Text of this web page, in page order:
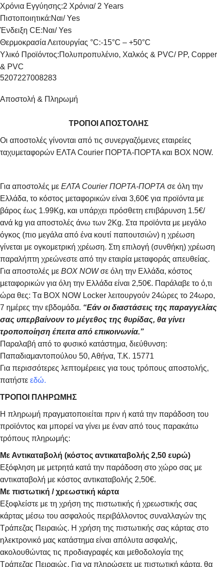
Χρόνια Εγγύησης:2 Χρόνια/ 2 Years
Πιστοποιητικά:Ναι/ Yes
Ένδειξη CE:Ναι/ Yes
Θερμοκρασία Λειτουργίας °C:-15°C – +50°C
Υλικό Προϊόντος:Πολυπροπυλένιο, Χαλκός & PVC/ PP, Copper
& PVC
5207227008283
Αποστολή & Πληρωμή
ΤΡΟΠΟΙ ΑΠΟΣΤΟΛΗΣ
Οι αποστολές γίνονται από τις συνεργαζόμενες εταιρείες
ταχυμεταφορών ΕΛΤΑ Courier ΠΟΡΤΑ-ΠΟΡΤΑ και BOX NOW.
Για αποστολές με ΕΛΤΑ Courier ΠΟΡΤΑ-ΠΟΡΤΑ σε όλη την
Ελλάδα, το κόστος μεταφορικών είναι 3,60€ για προϊόντα με
βάρος έως 1.99Kg, και υπάρχει πρόσθετη επιβάρυνση 1.5€/
ανά kg για αποστολές άνω των 2Κg. Στα προϊόντα με μεγάλο
όγκος (πιο μεγάλα από ένα κουτί παπουτσιών) η χρέωση
γίνεται με ογκομετρική χρέωση. Στη επιλογή (συνθήκη) χρέωση
παραλήπτη χρεώνεστε από την εταιρία μεταφοράς απευθείας.
Για αποστολές με BOX NOWσε όλη την Ελλάδα, κόστος
μεταφορικών για όλη την Ελλάδα είναι 2,50€. Παράλαβε το ό,τι
ώρα θες: Tα ΒΟΧ ΝΟW Locker λειτουργούν 24ώρες το 24ωρο,
7 ημέρες την εβδομάδα. “Εάν οι διαστάσεις της παραγγελίας
σας υπερβαίνουν το μέγεθος της θυρίδας, θα γίνει
τροποποίηση έπειτα από επικοινωνία.”
Παραλαβή από το φυσικό κατάστημα, διεύθυνση:
Παπαδιαμαντοπούλου 50, Αθήνα, Τ.Κ. 15771
Για περισσότερες λεπτομέρειες για τους τρόπους αποστολής,
πατήστε εδώ.
ΤΡΟΠΟΙ ΠΛΗΡΩΜΗΣ
Η πληρωμή πραγματοποιείται πριν ή κατά την παράδοση του
προϊόντος και μπορεί να γίνει με έναν από τους παρακάτω
τρόπους πληρωμής:
Με Αντικαταβολή (κόστος αντικαταβολής 2,50 ευρώ)
Εξόφληση με μετρητά κατά την παράδοση στο χώρο σας με
αντικαταβολή με κόστος αντικαταβολής 2,50€.
Με πιστωτική / χρεωστική κάρτα
Εξοφλείστε με τη χρήση της πιστωτικής ή χρεωστικής σας
κάρτας μέσω του ασφαλούς περιβάλλοντος συναλλαγών της
Τράπεζας Πειραιώς. Η χρήση της πιστωτικής σας κάρτας στο
ηλεκτρονικό μας κατάστημα είναι απόλυτα ασφαλής,
ακολουθώντας τις προδιαγραφές και μεθοδολογία της
Τράπεζας Πειραιώς. Για να πληρώσετε με πιστωτική κάρτα, θα